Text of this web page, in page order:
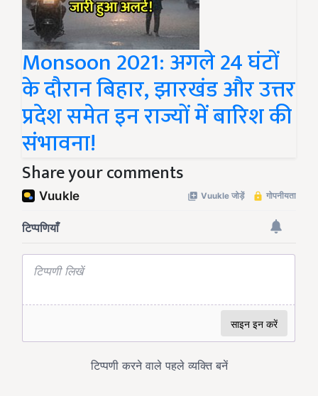
Monsoon 2021: अगले 24 घंटों
के दौरान बिहार, झारखंड और उत्तर
प्रदेश समेत इन राज्यों में बारिश की
संभावना!
Share your comments